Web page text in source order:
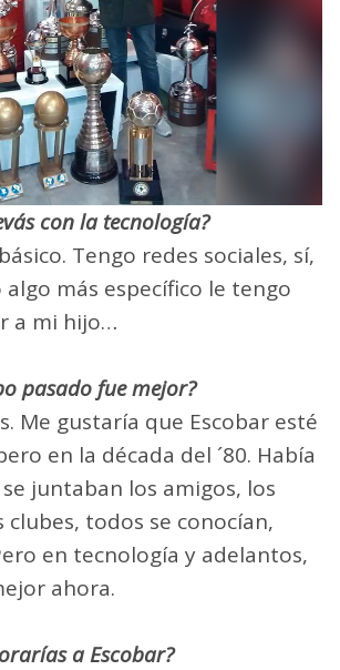
con la tecnología?
Tengo redes sociales, sí,
más específico le tengo
a mi hijo…
pasado fue mejor?
Me gustaría que Escobar esté
en la década del ´80. Había
juntaban los amigos, los
clubes, todos se conocían,
en tecnología y adelantos,
ahora.
a Escobar?